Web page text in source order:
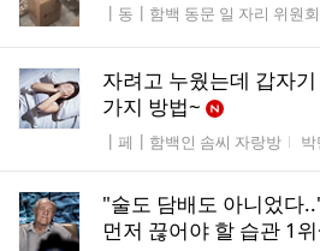
게시판명
┃동┃함백 동문 일 자리 위원회
자려고 누웠는데 갑자기
가지 방법~
게시판명
┃페┃함백인 솜씨 자랑방 작
"술도 담배도 아니었다
먼저 끊어야 할 습관 1